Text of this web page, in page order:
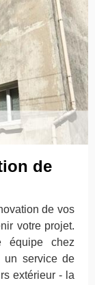
de
de vos
votre projet.
équipe chez
un service de
extérieur - la